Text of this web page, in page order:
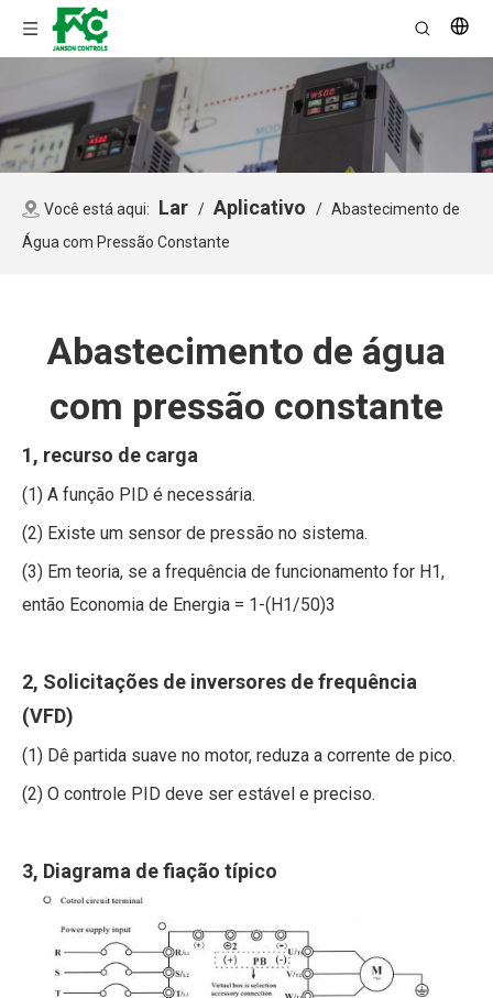
Você está aqui: Lar / Aplicativo / Abastecimento de
Água com Pressão Constante
Abastecimento de água
com pressão constante
1, recurso de carga
(1) A função PID é necessária.
(2) Existe um sensor de pressão no sistema.
(3) Em teoria, se a frequência de funcionamento for H1,
então Economia de Energia = 1-(H1/50)3
2, Solicitações de inversores de frequência
(VFD)
(1) Dê partida suave no motor, reduza a corrente de pico.
(2) O controle PID deve ser estável e preciso.
3, Diagrama de fiação típico